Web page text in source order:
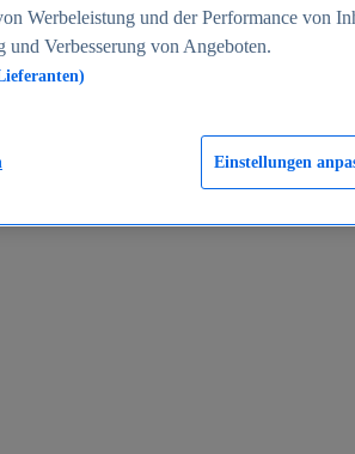
2005-2025
Werbeleistung und der Performance von
Verbesserung von Angeboten.
Einstellungen